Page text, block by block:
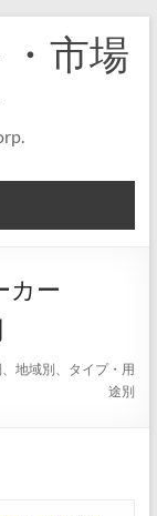
市場
カー
地域別、タイプ・用
途別